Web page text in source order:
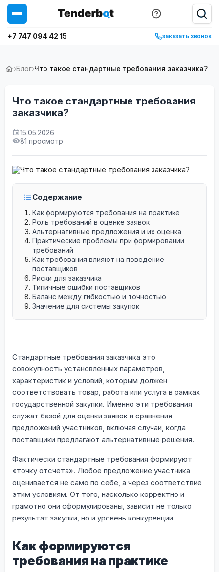
+7 747 094 42 15 заказать звонок
›Блог›Что такое стандартные требования заказчика?
Что такое стандартные требования
заказчика?
15.05.2026
81 просмотр
Содержание
Как формируются требования на практике
Роль требований в оценке заявок
Альтернативные предложения и их оценка
Практические проблемы при формировании
требований
Как требования влияют на поведение
поставщиков
Риски для заказчика
Типичные ошибки поставщиков
Баланс между гибкостью и точностью
Значение для системы закупок
Стандартные требования заказчика это
совокупность установленных параметров,
характеристик и условий, которым должен
соответствовать товар, работа или услуга в рамках
государственной закупки. Именно эти требования
служат базой для оценки заявок и сравнения
предложений участников, включая случаи, когда
поставщики предлагают альтернативные решения.
Фактически стандартные требования формируют
«точку отсчета». Любое предложение участника
оценивается не само по себе, а через соответствие
этим условиям. От того, насколько корректно и
грамотно они сформулированы, зависит не только
результат закупки, но и уровень конкуренции.
Как формируются
требования на практике